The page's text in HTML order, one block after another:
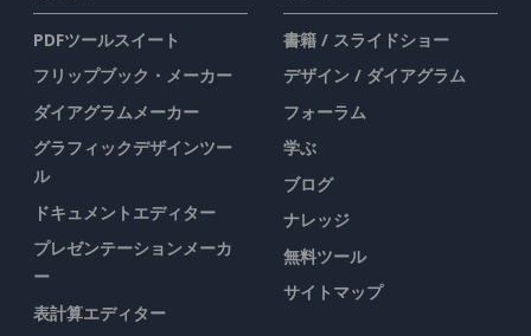
PDFツールスイート
フリップブック・メーカー
ダイアグラムメーカー
グラフィックデザインツー
ル
ドキュメントエディター
プレゼンテーションメーカ
ー
表計算エディター
書籍 / スライドショー
デザイン / ダイアグラム
フォーラム
学ぶ
ブログ
ナレッジ
無料ツール
サイトマップ